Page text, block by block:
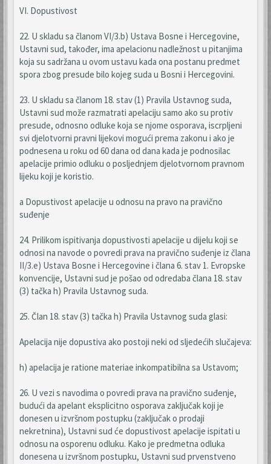
VI. Dopustivost
22. U skladu sa članom VI/3.b) Ustava Bosne i Hercegovine,
Ustavni sud, također, ima apelacionu nadležnost u pitanjima
koja su sadržana u ovom ustavu kada ona postanu predmet
spora zbog presude bilo kojeg suda u Bosni i Hercegovini.
23. U skladu sa članom 18. stav (1) Pravila Ustavnog suda,
Ustavni sud može razmatrati apelaciju samo ako su protiv
presude, odnosno odluke koja se njome osporava, iscrpljeni
svi djelotvorni pravni lijekovi mogući prema zakonu i ako je
podnesena u roku od 60 dana od dana kada je podnosilac
apelacije primio odluku o posljednjem djelotvornom pravnom
lijeku koji je koristio.
a Dopustivost apelacije u odnosu na pravo na pravično
suđenje
24. Prilikom ispitivanja dopustivosti apelacije u dijelu koji se
odnosi na navode o povredi prava na pravično suđenje iz člana
II/3.e) Ustava Bosne i Hercegovine i člana 6. stav 1. Evropske
konvencije, Ustavni sud je pošao od odredaba člana 18. stav
(3) tačka h) Pravila Ustavnog suda.
25. Član 18. stav (3) tačka h) Pravila Ustavnog suda glasi:
Apelacija nije dopustiva ako postoji neki od sljedećih slučajeva:
h) apelacija je ratione materiae inkompatibilna sa Ustavom;
26. U vezi s navodima o povredi prava na pravično suđenje,
budući da apelant eksplicitno osporava zaključak koji je
donesen u izvršnom postupku (zaključak o prodaji
nekretnina), Ustavni sud će dopustivost apelacije ispitati u
odnosu na osporenu odluku. Kako je predmetna odluka
donesena u izvršnom postupku, Ustavni sud prvenstveno